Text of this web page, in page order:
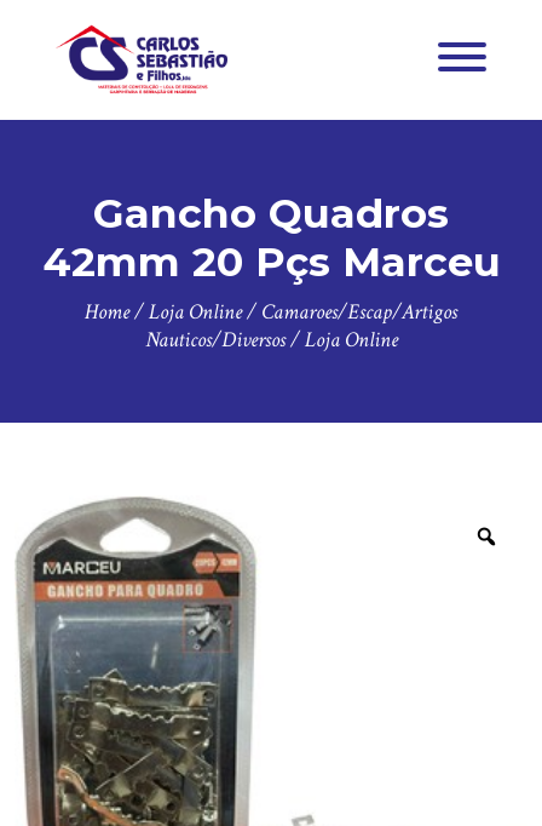
Gancho Quadros
42mm 20 Pçs Marceu
Home/Loja Online/ Camaroes/Escap/Artigos
Nauticos/Diversos/Loja Online